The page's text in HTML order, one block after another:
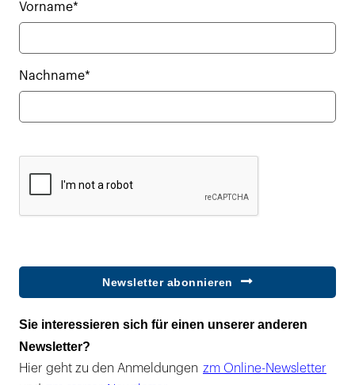
Vorname*
Nachname*
Newsletter abonnieren
Sie interessieren sich für einen unserer anderen
Newsletter?
Hier geht zu den Anmeldungen zm Online-Newsletter